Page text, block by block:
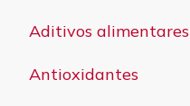
Aditivos alimentares
Antioxidantes